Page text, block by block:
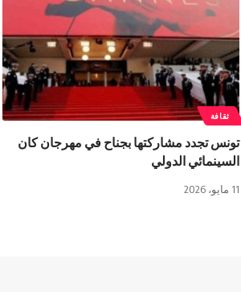
ثقافة
تونس تجدد مشاركتها بجناح في مهرجان كان
السينمائي الدولي
11 مايو، 2026